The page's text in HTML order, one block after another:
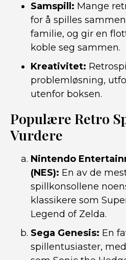
Samspill: Mange
for å spilles
familie, og gir en
koble seg sammen.
Kreativitet:
problemløsning,
utenfor boksen.
Populære Retro
Vurdere
Nintendo
(NES): En av de
spillkonsollene
klassikere som
Legend of Zelda.
Sega Genesis: En
spillentusiaster,